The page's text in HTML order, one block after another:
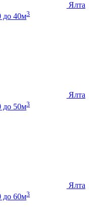
Ялта
до 40м3
Ялта
до 50м3
Ялта
до 60м3